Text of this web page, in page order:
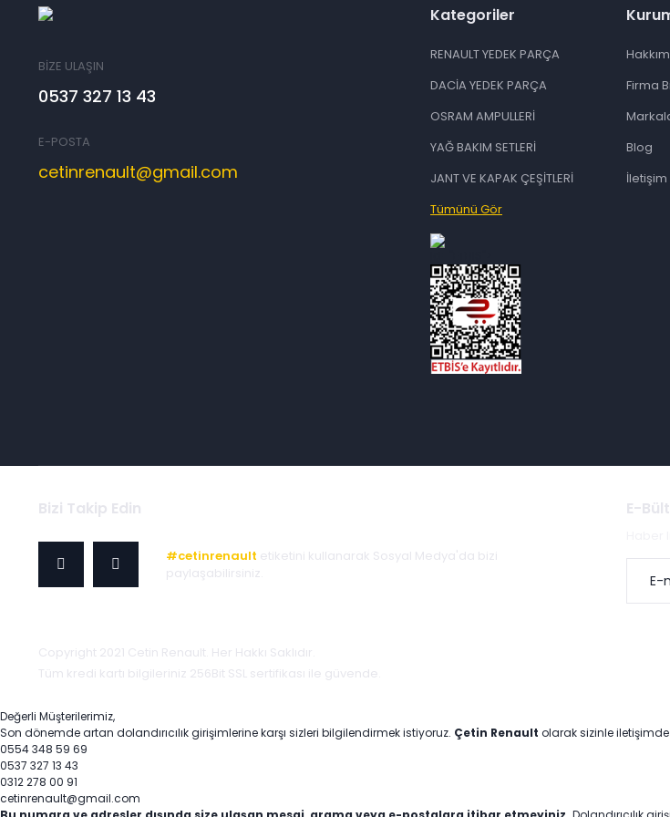
BİZE ULAŞIN
0537 327 13 43
E-POSTA
cetinrenault@gmail.com
Kategoriler
RENAULT YEDEK PARÇA
DACİA YEDEK PARÇA
OSRAM AMPULLERİ
YAĞ BAKIM SETLERİ
JANT VE KAPAK ÇEŞİTLERİ
Tümünü Gör
Firma
Blog
İletişim
Bizi Takip Edin
#cetinrenault etiketini kullanarak Sosyal Medya'da bizi
paylaşabilirsiniz.
E-
Copyright 2021 Cetin Renault. Her Hakkı Saklıdır.
Tüm kredi kartı bilgileriniz 256Bit SSL sertifikası ile güvende.
Değerli Müşterilerimiz,
Son dönemde artan dolandırıcılık girişimlerine karşı sizleri bilgilendirmek istiyoruz. Çetin Renault olarak sizinle
0554 348 59 69
0537 327 13 43
0312 278 00 91
cetinrenault@gmail.com